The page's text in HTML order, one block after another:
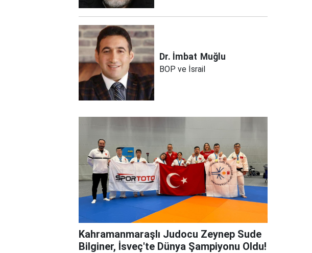
Dr. İmbat Muğlu
BOP ve İsrail
Kahramanmaraşlı Judocu Zeynep Sude
Bilginer, İsveç'te Dünya Şampiyonu Oldu!